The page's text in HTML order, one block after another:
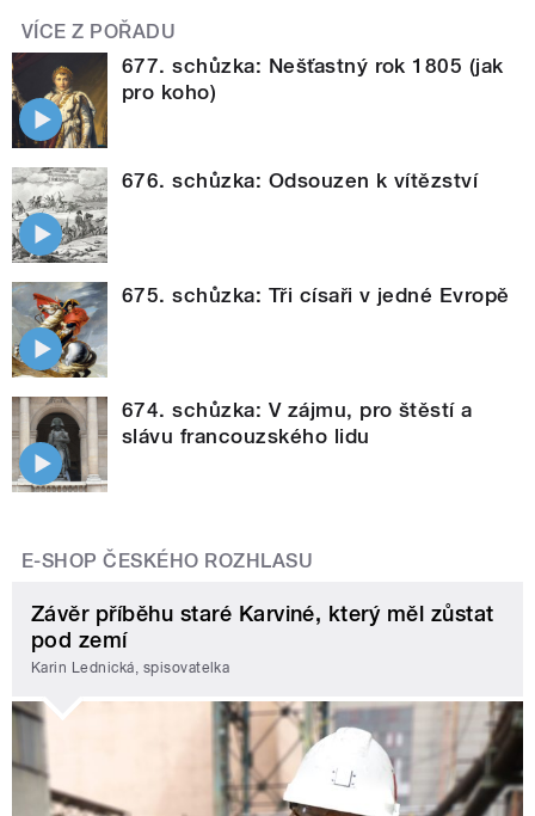
VÍCE Z POŘADU
677. schůzka: Nešťastný rok 1805 (jak
pro koho)
676. schůzka: Odsouzen k vítězství
675. schůzka: Tři císaři v jedné Evropě
674. schůzka: V zájmu, pro štěstí a
slávu francouzského lidu
E-SHOP ČESKÉHO ROZHLASU
Závěr příběhu staré Karviné, který měl zůstat
pod zemí
Karin Lednická, spisovatelka